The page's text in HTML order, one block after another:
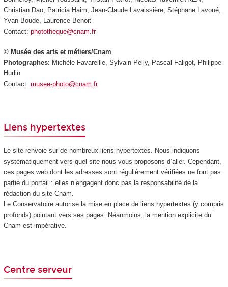
Christian Dao, Patricia Haim, Jean-Claude Lavaissière, Stéphane Lavoué,
Yvan Boude, Laurence Benoit
Contact: phototheque@cnam.fr
© Musée des arts et métiers/Cnam
Photographes: Michèle Favareille, Sylvain Pelly, Pascal Faligot, Philippe
Hurlin
Contact: musee-photo@cnam.fr
Liens hypertextes
Le site renvoie sur de nombreux liens hypertextes. Nous indiquons
systématiquement vers quel site nous vous proposons d’aller. Cependant,
ces pages web dont les adresses sont régulièrement vérifiées ne font pas
partie du portail : elles n’engagent donc pas la responsabilité de la
rédaction du site Cnam.
Le Conservatoire autorise la mise en place de liens hypertextes (y compris
profonds) pointant vers ses pages. Néanmoins, la mention explicite du
Cnam est impérative.
Centre serveur